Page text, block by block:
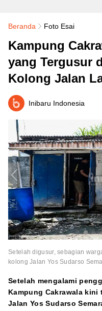
Beranda Foto Esai
Kampung
yang Tergusur
Kolong Jalan
Inibaru Indonesia
Setelah digusur, sebagian
kolong Jalan Yos Sudarso
Setelah mengalami
Kampung Cakrawala
Jalan Yos Sudarso